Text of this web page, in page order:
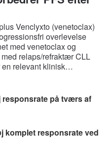
Venclyxto (venetoclax)
overlevelse
med venetoclax og
relaps/refraktær CLL
en relevant klinisk…
responsrate på tværs af
komplet responsrate ved